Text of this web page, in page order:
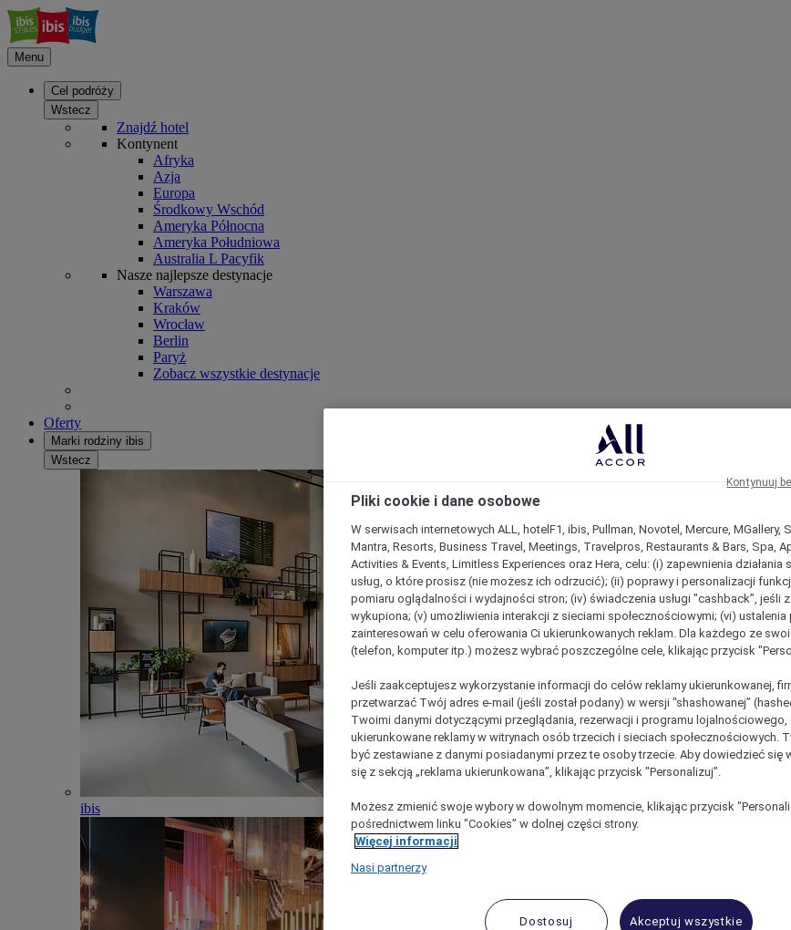
Menu
Cel podróży
Wstecz
Znajdź hotel
Kontynent
Afryka
Azja
Europa
Środkowy Wschód
Ameryka Północna
Ameryka Południowa
Australia L Pacyfik
Nasze najlepsze destynacje
Warszawa
Kraków
Wrocław
Berlin
Paryż
Zobacz wszystkie destynacje
Oferty
Marki rodziny ibis
Wstecz
ibis
Pliki cookie i dane osobowe
W serwisach internetowych ALL, hotelF1, ibis, Pullman, Novotel, Mercure, MGallery,
Mantra, Resorts, Business Travel, Meetings, Travelpros, Restaurants & Bars, Spa,
Activities & Events, Limitless Experiences oraz Hera, celu: (i) zapewnienia działania
usług, o które prosisz (nie możesz ich odrzucić); (ii) poprawy i personalizacji
pomiaru oglądalności i wydajności stron; (iv) świadczenia usługi "cashback”, jeśli
wykupiona; (v) umożliwienia interakcji z sieciami społecznościowymi; (vi)
zainteresowań w celu oferowania Ci ukierunkowanych reklam. Dla każdego ze
(telefon, komputer itp.) możesz wybrać poszczególne cele, klikając przycisk
Jeśli zaakceptujesz wykorzystanie informacji do celów reklamy ukierunkowanej,
przetwarzać Twój adres e-mail (jeśli został podany) w wersji "shashowanej”
Twoimi danymi dotyczącymi przeglądania, rezerwacji i programu lojalnościowego,
ukierunkowane reklamy w witrynach osób trzecich i sieciach społecznościowych.
być zestawiane z danymi posiadanymi przez te osoby trzecie. Aby dowiedzieć się
się z sekcją „reklama ukierunkowana”, klikając przycisk "Personalizuj”.
Możesz zmienić swoje wybory w dowolnym momencie, klikając przycisk
pośrednictwem linku "Cookies” w dolnej części strony.
Więcej informacji
Nasi partnerzy
Dostosuj Akceptuj wszystkie
Kontynuuj